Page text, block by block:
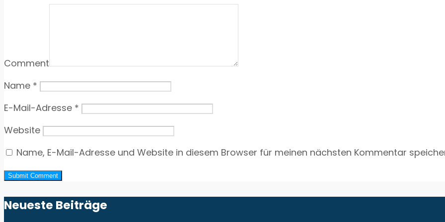
Comment
Name *
E-Mail-Adresse *
Website
Name, E-Mail-Adresse und Website in diesem Browser für meinen nächsten Kommentar
Neueste Beiträge